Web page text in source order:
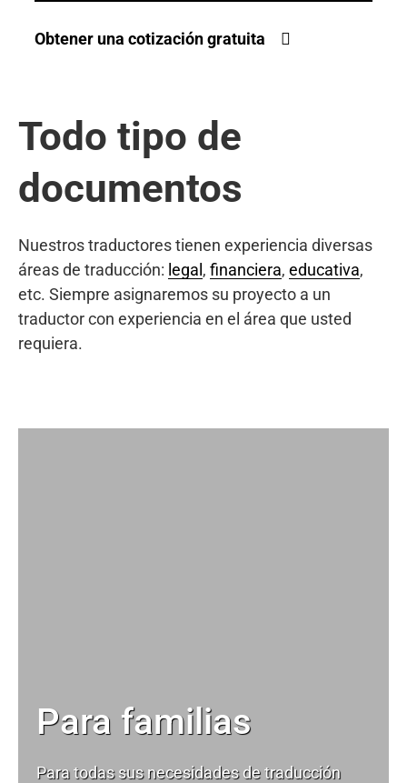
Obtener una cotización gratuita
Todo tipo de
documentos
Nuestros traductores tienen experiencia diversas
áreas de traducción: legal , financiera, educativa,
etc. Siempre asignaremos su proyecto a un
traductor con experiencia en el área que usted
requiera.
Para familias
Para todas sus necesidades detraducción